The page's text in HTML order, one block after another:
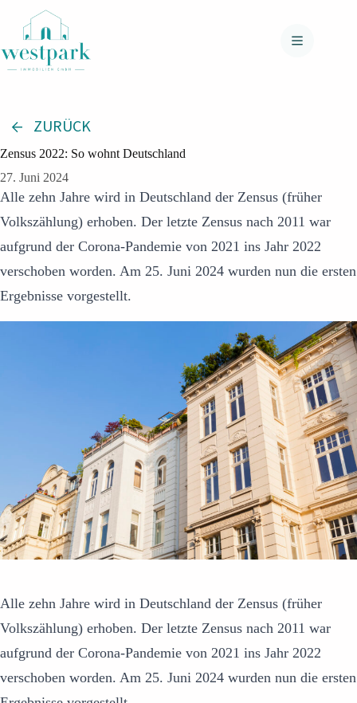
springen
ZURÜCK
Zensus 2022: So wohnt Deutschland
27. Juni 2024
Alle zehn Jahre wird in Deutschland der Zensus (früher
Volkszählung) erhoben. Der letzte Zensus nach 2011 war
aufgrund der Corona-Pandemie von 2021 ins Jahr 2022
verschoben worden. Am 25. Juni 2024 wurden nun die ersten
Ergebnisse vorgestellt.
Alle zehn Jahre wird in Deutschland der Zensus (früher
Volkszählung) erhoben. Der letzte Zensus nach 2011 war
aufgrund der Corona-Pandemie von 2021 ins Jahr 2022
verschoben worden. Am 25. Juni 2024 wurden nun die ersten